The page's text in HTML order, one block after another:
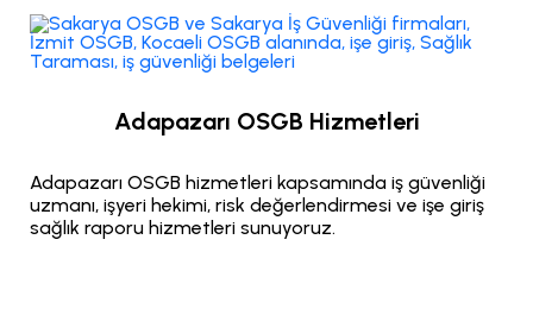
Adapazarı OSGB Hizmetleri
Adapazarı OSGB hizmetleri kapsamında iş güvenliği
uzmanı, işyeri hekimi, risk değerlendirmesi ve işe giriş
sağlık raporu hizmetleri sunuyoruz.